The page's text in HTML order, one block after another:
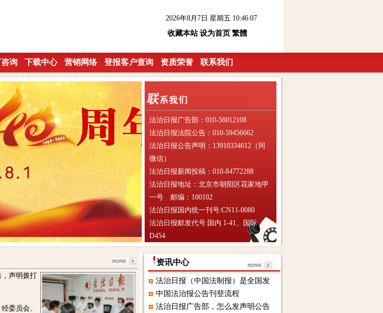
2026年8月7日 星期五 10:46:07
收藏本站 设为首页 繁體
询 下载中心 营销网络 登报客户查询 资质荣誉 联系我们
法治日报广告部：010-56012108
法治日报法院公告：010-59456662
法治日报公告声明：13910334612（同
微信）
法治日报新闻投稿：010-84772288
法治日报地址：北京市朝阳区花家地甲
一号 邮编：100102
法治日报国内统一刊号:CN11-0080
法治日报邮发代号:国内 1-41、国际
D454
声明拨打
委员会、
资讯中心
法治日报（中国法制报）是全国发
中国法治报公告刊登流程
法治日报广告部，怎么发声明公告